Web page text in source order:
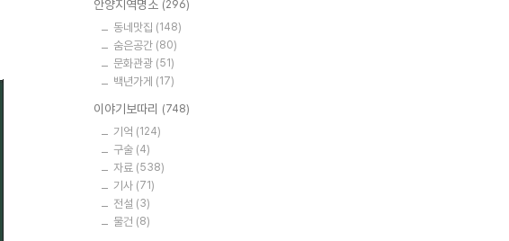
안양지역명소 (296)
동네맛집 (148)
숨은공간 (80)
문화관광 (51)
백년가게 (17)
이야기보따리 (748)
기억 (124)
구술 (4)
자료 (538)
기사 (71)
전설 (3)
물건 (8)